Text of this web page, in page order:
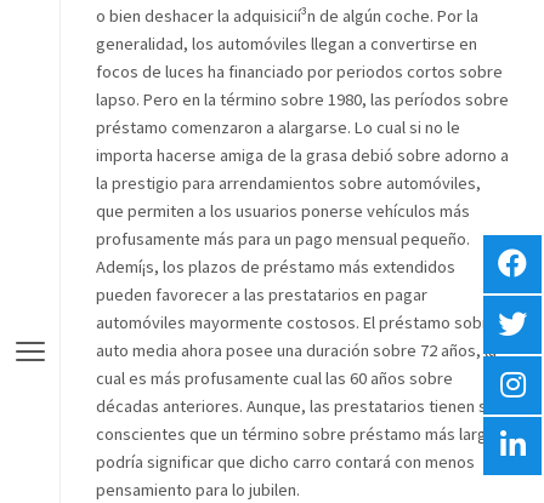
o bien deshacer la adquisicií³n de algún coche. Por la
generalidad, los automóviles llegan a convertirse en
focos de luces ha financiado por periodos cortos sobre
lapso. Pero en la término sobre 1980, las períodos sobre
préstamo comenzaron a alargarse. Lo cual si no le
importa hacerse amiga de la grasa debió sobre adorno a
la prestigio para arrendamientos sobre automóviles,
que permiten a los usuarios ponerse vehículos más
profusamente más para un pago mensual pequeño.
Ademí¡s, los plazos de préstamo más extendidos
pueden favorecer a las prestatarios en pagar
automóviles mayormente costosos. El préstamo sobre
auto media ahora posee una duración sobre 72 años, la
cual es más profusamente cual las 60 años sobre
décadas anteriores. Aunque, las prestatarios tienen ser
conscientes que un término sobre préstamo más largo
podría significar que dicho carro contará con menos
pensamiento para lo jubilen.